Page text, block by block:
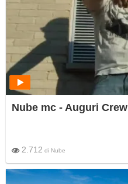
Nube mc - Auguri Crew
2.712 di Nube